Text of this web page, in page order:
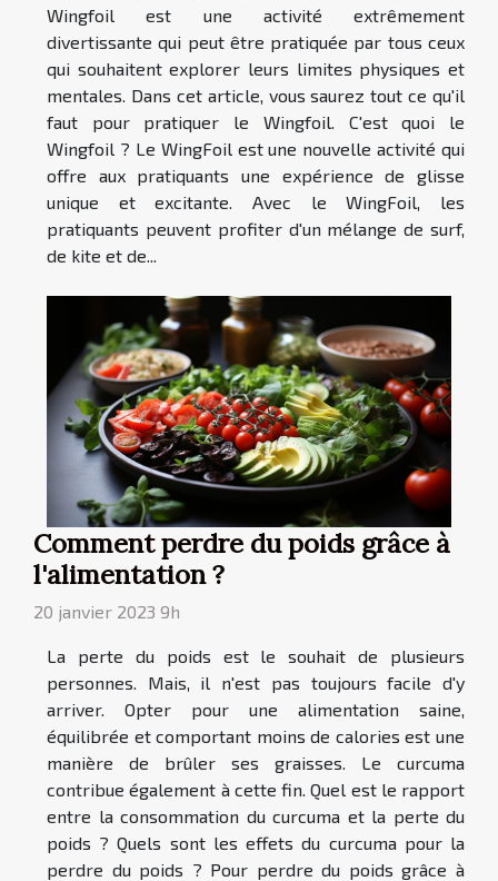
Wingfoil est une activité extrêmement
divertissante qui peut être pratiquée par tous ceux
qui souhaitent explorer leurs limites physiques et
mentales. Dans cet article, vous saurez tout ce qu'il
faut pour pratiquer le Wingfoil. C'est quoi le
Wingfoil ? Le WingFoil est une nouvelle activité qui
offre aux pratiquants une expérience de glisse
unique et excitante. Avec le WingFoil, les
pratiquants peuvent profiter d'un mélange de surf,
de kite et de...
Comment perdre du poids grâce à
l'alimentation ?
20 janvier 2023 9h
La perte du poids est le souhait de plusieurs
personnes. Mais, il n'est pas toujours facile d'y
arriver. Opter pour une alimentation saine,
équilibrée et comportant moins de calories est une
manière de brûler ses graisses. Le curcuma
contribue également à cette fin. Quel est le rapport
entre la consommation du curcuma et la perte du
poids ? Quels sont les effets du curcuma pour la
perdre du poids ? Pour perdre du poids grâce à